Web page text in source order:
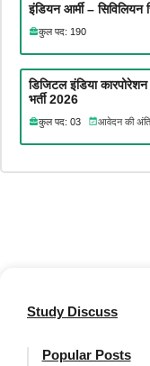
इंडियन आर्मी –
कुल पद: 190
डिजिटल इंडिया
भर्ती 2026
कुल पद: 03 आवेदन की
Study Discuss
Popular Posts